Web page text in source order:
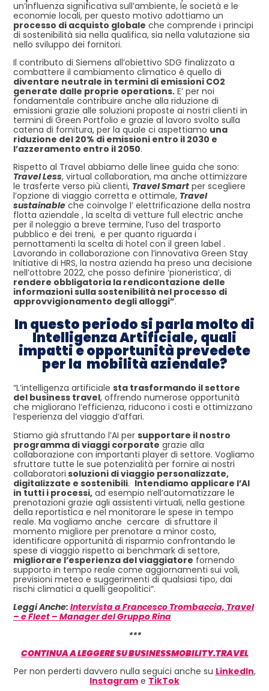
un’influenza significativa sull’ambiente, le società e le
economie locali, per questo motivo adottiamo un
processo di acquisto globale che comprende i principi
di sostenibilità sia nella qualifica, sia nella valutazione sia
nello sviluppo dei fornitori.
Il contributo di Siemens all’obiettivo SDG finalizzato a
combattere il cambiamento climatico è quello di
diventare neutrale in termini di emissioni CO2
generate dalle proprie operations. E’ per noi
fondamentale contribuire anche alla riduzione di
emissioni grazie alle soluzioni proposte ai nostri clienti in
termini di Green Portfolio e grazie al lavoro svolto sulla
catena di fornitura, per la quale ci aspettiamo una
riduzione del 20% di emissioni entro il 2030 e
l’azzeramento entro il 2050.
Rispetto al Travel abbiamo delle linee guida che sono:
Travel Less, virtual collaboration, ma anche ottimizzare
le trasferte verso più clienti, Travel Smart per scegliere
l’opzione di viaggio corretta e ottimale, Travel
sustainable che coinvolge l’ elettrificazione della nostra
flotta aziendale , la scelta di vetture full electric anche
per il noleggio a breve termine, l’uso del trasporto
pubblico e dei treni, e per quanto riguarda i
pernottamenti la scelta di hotel con il green label .
Lavorando in collaborazione con l’innovativa Green Stay
Initiative di HRS, la nostra azienda ha preso una decisione
nell’ottobre 2022, che posso definire ‘pioneristica’, di
rendere obbligatoria la rendicontazione delle
informazioni sulla sostenibilità nel processo di
approvvigionamento degli alloggi”.
In questo periodo si parla molto di
Intelligenza Artificiale, quali
impatti e opportunità prevedete
per la mobilità aziendale?
“L’intelligenza artificiale sta trasformando il settore
del business travel, offrendo numerose opportunità
che migliorano l’efficienza, riducono i costi e ottimizzano
l’esperienza del viaggio d’affari.
Stiamo già sfruttando l’AI per supportare il nostro
programma di viaggi corporate grazie alla
collaborazione con importanti player di settore. Vogliamo
sfruttare tutte le sue potenzialità per fornire ai nostri
collaboratori soluzioni di viaggio personalizzate,
digitalizzate e sostenibili. Intendiamo applicare l’AI
in tutti i processi, ad esempio nell’automatizzare le
prenotazioni grazie agli assistenti virtuali, nella gestione
della reportistica e nel monitorare le spese in tempo
reale. Ma vogliamo anche cercare di sfruttare il
momento migliore per prenotare a minor costo,
identificare opportunità di risparmio confrontando le
spese di viaggio rispetto ai benchmark di settore,
migliorare l’esperienza del viaggiatore fornendo
supporto in tempo reale come aggiornamenti sui voli,
previsioni meteo e suggerimenti di qualsiasi tipo, dai
rischi climatici a quelli geopolitici”.
Leggi Anche: Intervista a Francesco Trombaccia, Travel
– e Fleet – Manager del Gruppo Rina
***
CONTINUA A LEGGERE SU BUSINESSMOBILITY.TRAVEL
Per non perderti davvero nulla seguici anche su LinkedIn,
Instagram e TikTok